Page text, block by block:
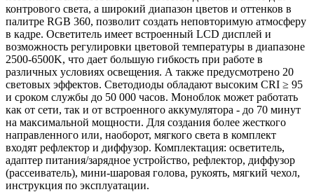
контрового света, а широкий диапазон цветов и оттенков в
палитре RGB 360, позволит создать неповторимую атмосферу
в кадре. Осветитель имеет встроенный LCD дисплей и
возможность регулировки цветовой температуры в диапазоне
2500-6500K, что дает большую гибкость при работе в
различных условиях освещения. А также предусмотрено 20
световых эффектов. Светодиоды обладают высоким CRI ≥ 95
и сроком службы до 50 000 часов. Моноблок может работать
как от сети, так и от встроенного аккумулятора - до 70 минут
на максимальной мощности. Для создания более жесткого
направленного или, наоборот, мягкого света в комплект
входят рефлектор и диффузор. Комплектация: осветитель,
адаптер питания/зарядное устройство, рефлектор, диффузор
(рассеиватель), мини-шаровая голова, рукоять, мягкий чехол,
инструкция по эксплуатации.